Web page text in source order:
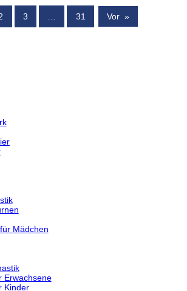
3 … 31 Vor »
Mädchen
Erwachsene
Kinder